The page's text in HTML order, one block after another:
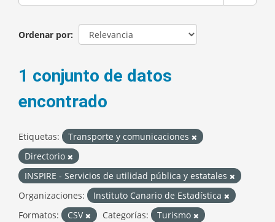
Ordenar por
1 conjunto de datos
encontrado
Etiquetas:
Transporte y comunicaciones
Directorio
INSPIRE - Servicios de utilidad pública y estatales
Organizaciones:
Instituto Canario de Estadística
Formatos:
CSV Categorías:
Turismo